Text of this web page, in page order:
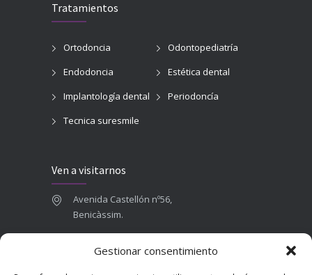
Gestionar consentimiento
Tratamientos
Ortodoncia
Odontopediatría
Endodoncia
Estética dental
Implantología dental
Periodoncía
Tecnica suresmile
Ven a visitarnos
Avenida Castellón nº56,
Benicàssim.
665 787 673